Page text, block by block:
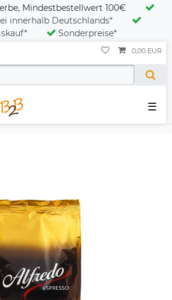
Mindestbestellwert 100€
innerhalb Deutschlands*
Sonderpreise*
☰
0,00 EUR